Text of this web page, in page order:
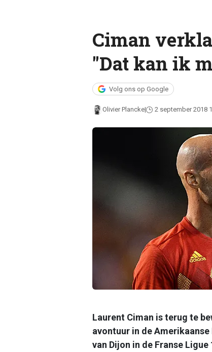
Ciman
"Dat kan ik
Volg ons op Google
Olivier Plancke 2 september 2018
Laurent Ciman is terug te
avontuur in de
van Dijon in de Franse